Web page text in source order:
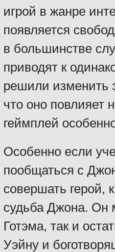
игрой в жанре
появляется
в большинстве
приводят к
решили изменить
что оно повлияет
геймплей
Особенно если
пообщаться с
совершать герой,
судьба Джона. Он
Готэма, так и
Уэйну и